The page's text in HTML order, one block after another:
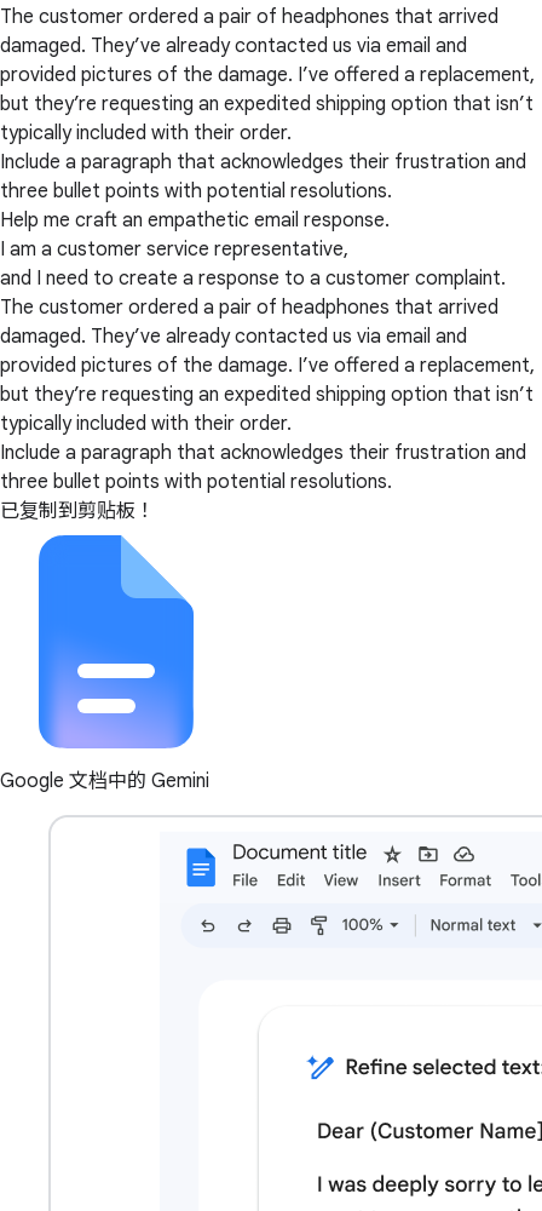
The customer ordered a pair of headphones that arrived
damaged. They’ve already contacted us via email and
provided pictures of the damage. I’ve offered a replacement,
but they’re requesting an expedited shipping option that isn’t
typically included with their order.
Include a paragraph that acknowledges their frustration and
three bullet points with potential resolutions.
Help me craft an empathetic email response.
I am a customer service representative,
and I need to create a response to a customer complaint.
The customer ordered a pair of headphones that arrived
damaged. They’ve already contacted us via email and
provided pictures of the damage. I’ve offered a replacement,
but they’re requesting an expedited shipping option that isn’t
typically included with their order.
Include a paragraph that acknowledges their frustration and
three bullet points with potential resolutions.
已复制到剪贴板！
Google 文档中的 Gemini